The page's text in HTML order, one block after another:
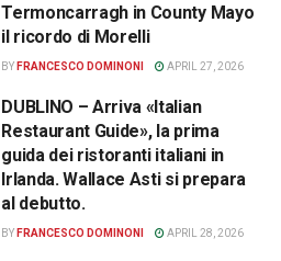
Termoncarragh in County Mayo
il ricordo di Morelli
BY FRANCESCO DOMINONI APRIL 27, 2026
DUBLINO – Arriva «Italian
Restaurant Guide», la prima
guida dei ristoranti italiani in
Irlanda. Wallace Asti si prepara
al debutto.
BY FRANCESCO DOMINONI APRIL 28, 2026